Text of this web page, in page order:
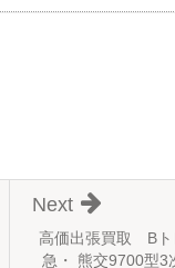
高価出張買取 Bト
急・ 熊交9700型
Next